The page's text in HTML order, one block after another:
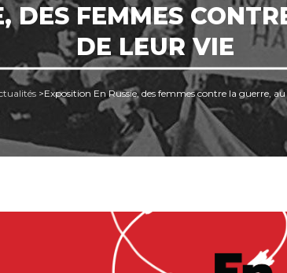
DES FEMMES
DE LEUR VIE
>Exposition En Russie, des femmes contre la guerre,